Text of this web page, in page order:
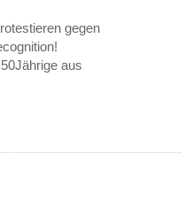
gegen
aus